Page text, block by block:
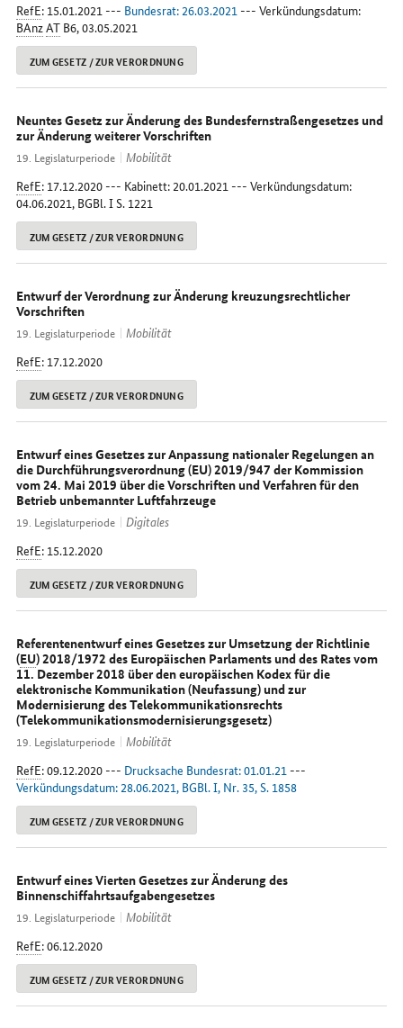
RefE: 15.01.2021 --- Bundesrat: 26.03.2021--- Verkündungsdatum:
BAnzATB6, 03.05.2021
ZUM GESETZ / ZUR VERORDNUNG
Neuntes Gesetz zur Änderung des Bundesfernstraßengesetzes und
zur Änderung weiterer Vorschriften
19. Legislaturperiode
Mobilität
RefE: 17.12.2020 --- Kabinett: 20.01.2021 --- Verkündungsdatum:
04.06.2021, BGBl. I S. 1221
ZUM GESETZ / ZUR VERORDNUNG
Entwurf der Verordnung zur Änderung kreuzungsrechtlicher
Vorschriften
19. Legislaturperiode
Mobilität
RefE: 17.12.2020
ZUM GESETZ / ZUR VERORDNUNG
Entwurf eines Gesetzes zur Anpassung nationaler Regelungen an
die Durchführungsverordnung (EU) 2019/947 der Kommission
vom 24. Mai 2019 über die Vorschriften und Verfahren für den
Betrieb unbemannter Luftfahrzeuge
19. Legislaturperiode
Digitales
RefE: 15.12.2020
ZUM GESETZ / ZUR VERORDNUNG
Referentenentwurf eines Gesetzes zur Umsetzung der Richtlinie
(EU) 2018/1972 des Europäischen Parlaments und des Rates vom
11. Dezember 2018 über den europäischen Kodex für die
elektronische Kommunikation (Neufassung) und zur
Modernisierung des Telekommunikationsrechts
(Telekommunikationsmodernisierungsgesetz)
19. Legislaturperiode
Mobilität
RefE: 09.12.2020 --- Drucksache Bundesrat: 01.01.21---
Verkündungsdatum: 28.06.2021, BGBl. I, Nr. 35, S. 1858
ZUM GESETZ / ZUR VERORDNUNG
Entwurf eines Vierten Gesetzes zur Änderung des
Binnenschiffahrtsaufgabengesetzes
19. Legislaturperiode
Mobilität
RefE: 06.12.2020
ZUM GESETZ / ZUR VERORDNUNG